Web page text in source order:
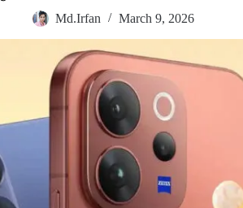
Md.Irfan
March 9, 2026